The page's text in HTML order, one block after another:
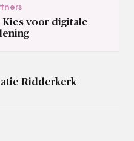
Kies voor digitale
Ridderkerk